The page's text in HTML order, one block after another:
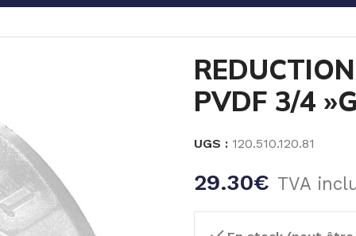
PVDF 3/4
UGS : 120.510.120.81
29.30€ TVA